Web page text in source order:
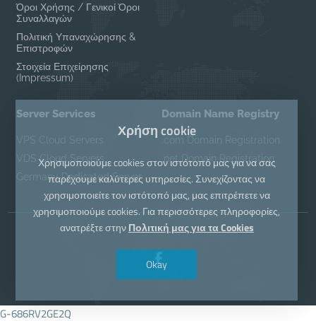
Όροι Χρήσης / Γενικοί Όροι
Συναλλαγών
Πολιτική Υπαναχώρησης &
Επιστροφών
Στοιχεία Επιχείρησης
(Impressum)
Server Services
VPS Cloud Servers
VDS Cloud Servers
Germany Dedicated Server
Domain Name Registry
.com Domain Registration
.net Domain Registration
G-686RV2GE2Q
Χρήση cookie
Χρησιμοποιούμε cookies στον ιστότοπό μας για να σας
παρέχουμε καλύτερες υπηρεσίες. Συνεχίζοντας να
χρησιμοποιείτε τον ιστότοπό μας, μας επιτρέπετε να
χρησιμοποιούμε cookies. Για περισσότερες πληροφορίες,
ανατρέξτε στηνΠολιτική μας για τα Cookies
Okay